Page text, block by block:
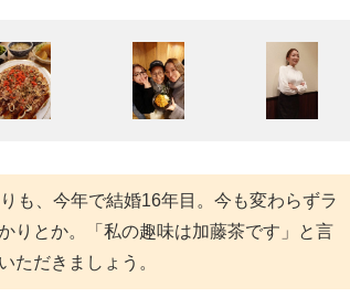
も、今年で結婚16年目。今も変わらずラ
りとか。「私の趣味は加藤茶です」と言
ただきましょう。